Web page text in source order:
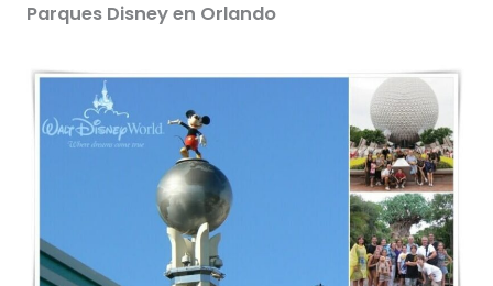
Parques Disney en Orlando